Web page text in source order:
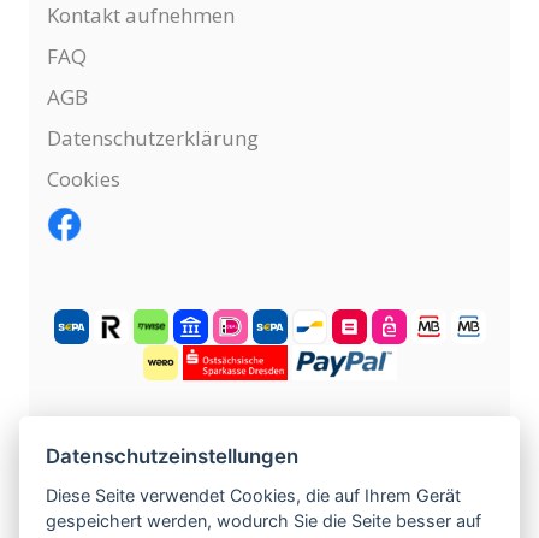
Kontakt aufnehmen
FAQ
AGB
Datenschutzerklärung
Cookies
©2004 -2026tschechische-traumfrauen.de.
KOSTENLOS ANMELDEN
Datenschutzeinstellungen
Diese Seite verwendet Cookies, die auf Ihrem Gerät
gespeichert werden, wodurch Sie die Seite besser auf